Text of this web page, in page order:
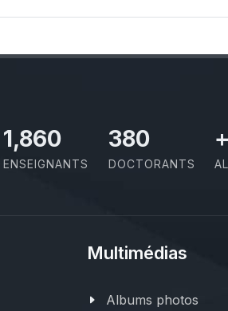
2,142
ENSEIGNANTS
437
DOCTORANTS
+
Multimédias
Albums photos